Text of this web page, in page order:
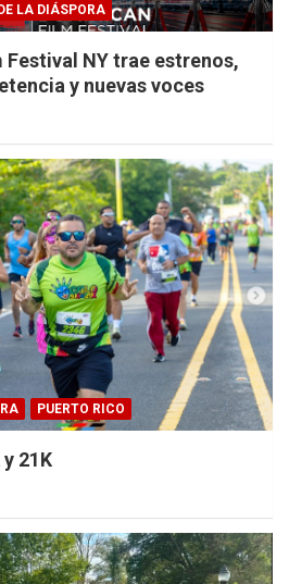
LA DIÁSPORA
Festival NY trae estrenos,
y nuevas voces
PUERTO RICO
21K